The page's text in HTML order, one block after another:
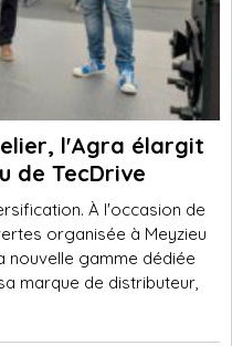
l'Agra élargit
de TecDrive
À l'occasion de
organisée à Meyzieu
nouvelle gamme dédiée
marque de distributeur,